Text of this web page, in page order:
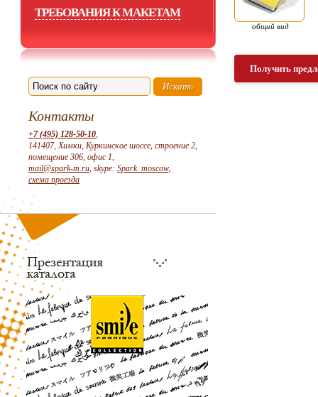
ТРЕБОВАНИЯ К МАКЕТАМ
Контакты
+7 (495) 128-50-10,
141407, Химки, Куркинское шоссе, строение 2,
помещение 306, офис 1,
mail@spark-m.ru, skype: Spark_moscow,
схема проезда
общий вид
Получить